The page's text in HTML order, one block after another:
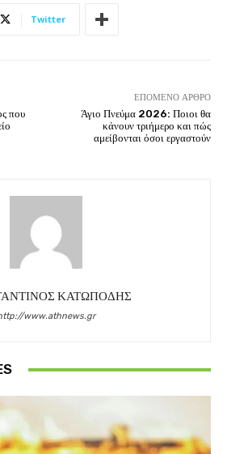
Twitter
που
ΕΠΌΜΕΝΟ ΆΡΘΡΟ
Άγιο Πνεύμα 2026: Ποιοι θα
κάνουν τριήμερο και πώς
αμείβονται όσοι εργαστούν
ΚΑΤΩΠΟΔΗΣ
www.athnews.gr